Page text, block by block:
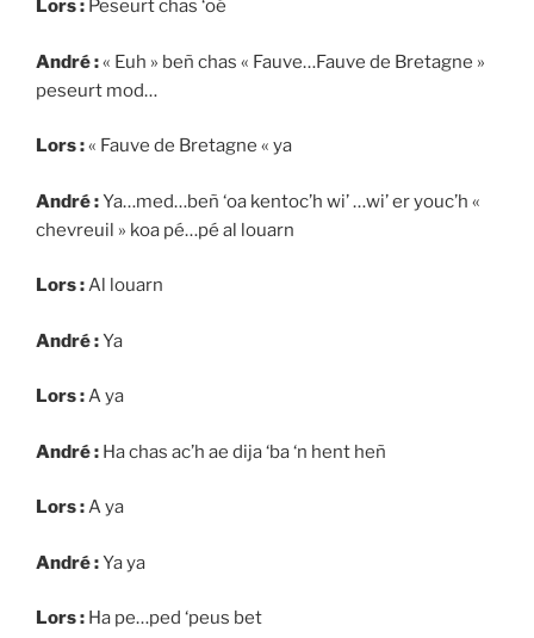
Lors : Peseurt chas ‘oé
André :« Euh » beñ chas « Fauve…Fauve de Bretagne »
peseurt mod…
Lors :« Fauve de Bretagne « ya
André :Ya…med…beñ ‘oa kentoc’h wi’ …wi’ er youc’h «
chevreuil » koa pé…pé al louarn
Lors :Al louarn
André :Ya
Lors :A ya
André : Ha chas ac’h ae dija ‘ba ‘n hent heñ
Lors :A ya
André :Ya ya
Lors : Ha pe…ped ‘peus bet